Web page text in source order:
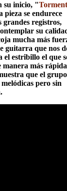
su inicio, "
pieza se endurece
grandes registros,
su
mucha más
guitarra que nos
el estribillo el que
manera más
que el grupo
pero sin